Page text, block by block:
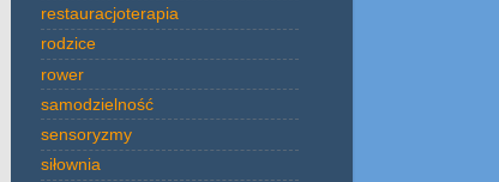
restauracjoterapia
rodzice
rower
samodzielność
sensoryzmy
siłownia